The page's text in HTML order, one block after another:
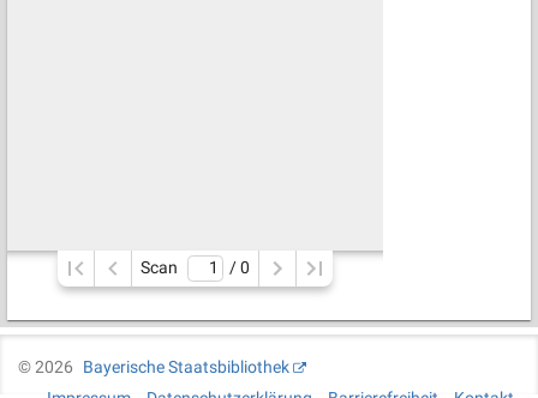
Scan / 0
©2026
Bayerische Staatsbibliothek